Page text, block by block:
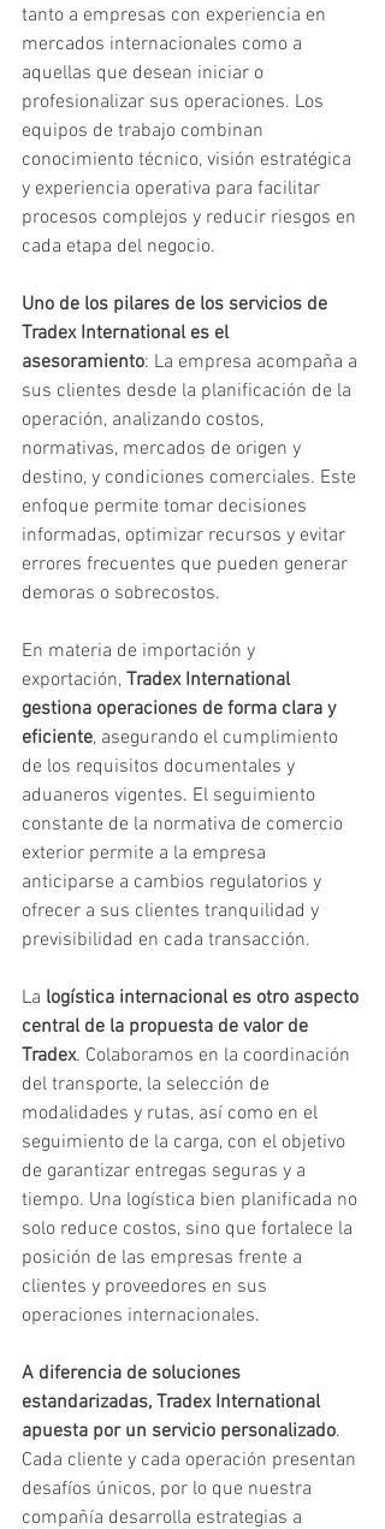
tanto a empresas con experiencia en
mercados internacionales como a
aquellas que desean iniciar o
profesionalizar sus operaciones. Los
equipos de trabajo combinan
conocimiento técnico, visión estratégica
y experiencia operativa para facilitar
procesos complejos y reducir riesgos en
cada etapa del negocio.
Uno de los pilares de los servicios de
Tradex International es el
asesoramiento: La empresa acompaña a
sus clientes desde la planificación de la
operación, analizando costos,
normativas, mercados de origen y
destino, y condiciones comerciales. Este
enfoque permite tomar decisiones
informadas, optimizar recursos y evitar
errores frecuentes que pueden generar
demoras o sobrecostos.
En materia de importación y
exportación, Tradex International
gestiona operaciones de forma clara y
eficiente, asegurando el cumplimiento
de los requisitos documentales y
aduaneros vigentes. El seguimiento
constante de la normativa de comercio
exterior permite a la empresa
anticiparse a cambios regulatorios y
ofrecer a sus clientes tranquilidad y
previsibilidad en cada transacción.
La logística internacional es otro aspecto
central de la propuesta de valor de
Tradex. Colaboramos en la coordinación
del transporte, la selección de
modalidades y rutas, así como en el
seguimiento de la carga, con el objetivo
de garantizar entregas seguras y a
tiempo. Una logística bien planificada no
solo reduce costos, sino que fortalece la
posición de las empresas frente a
clientes y proveedores en sus
operaciones internacionales.
A diferencia de soluciones
estandarizadas, Tradex International
apuesta por un servicio personalizado.
Cada cliente y cada operación presentan
desafíos únicos, por lo que nuestra
compañía desarrolla estrategias a